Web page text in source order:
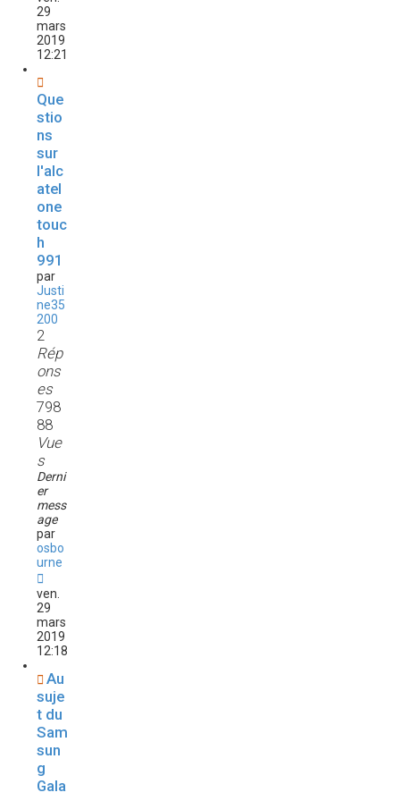
29
mars
2019
12:21
Que
stio
ns
sur
l'alc
atel
one
touc
h
991
par
Justi
ne35
200
2
Rép
ons
es
798
88
Vue
s
Derni
er
mess
age
par
osbo
urne
ven.
29
mars
2019
12:18
Au
suje
t du
Sam
sun
g
Gala